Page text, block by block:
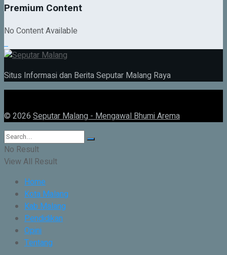
Premium Content
No Content Available
Situs Informasi dan Berita Seputar Malang Raya
© 2026 Seputar Malang - Mengawal Bhumi Arema
No Result
View All Result
Home
Kota Malang
Kab Malang
Pendidikan
Opini
Tentang